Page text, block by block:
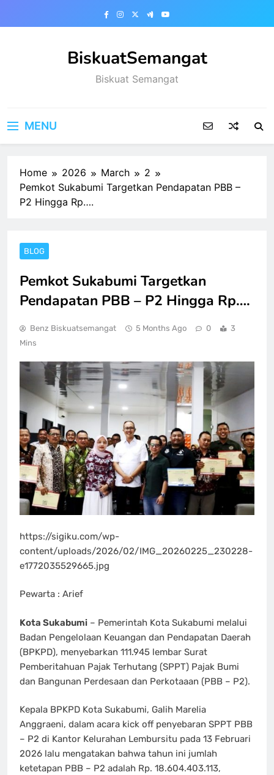
BiskuatSemangat
Biskuat Semangat
MENU
Home 2026 March
2
Pemkot Sukabumi Targetkan Pendapatan PBB –
P2 Hingga Rp….
BLOG
Pemkot Sukabumi Targetkan
Pendapatan PBB – P2 Hingga Rp….
Benz Biskuatsemangat 5 Months Ago 0
3
Mins
https://sigiku.com/wp-
content/uploads/2026/02/IMG_20260225_230228-
e1772035529665.jpg
Pewarta : Arief
Kota Sukabumi – Pemerintah Kota Sukabumi melalui
Badan Pengelolaan Keuangan dan Pendapatan Daerah
(BPKPD), menyebarkan 111.945 lembar Surat
Pemberitahuan Pajak Terhutang (SPPT) Pajak Bumi
dan Bangunan Perdesaan dan Perkotaaan (PBB – P2).
Kepala BPKPD Kota Sukabumi, Galih Marelia
Anggraeni, dalam acara kick off penyebaran SPPT PBB
– P2 di Kantor Kelurahan Lembursitu pada 13 Februari
2026 lalu mengatakan bahwa tahun ini jumlah
ketetapan PBB – P2 adalah Rp. 18.604.403.113,